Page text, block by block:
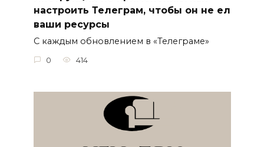
настроить Телеграм, чтобы он не ел
ваши ресурсы
С каждым обновлением в «Телеграме»
0 414